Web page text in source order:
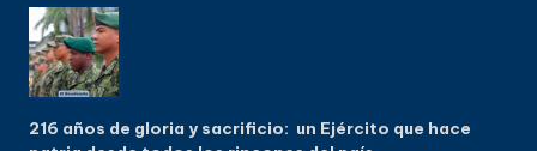
216 años de gloria y sacrificio: un Ejército que hace